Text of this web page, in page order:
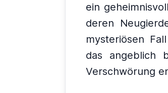
ein
deren
mysteriösen
das angeblich
Verschwörung